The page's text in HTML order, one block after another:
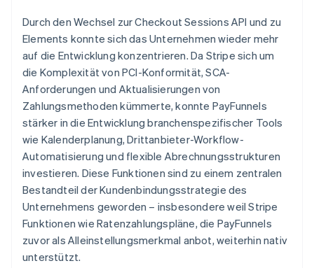
Durch den Wechsel zur Checkout Sessions API und zu
Elements konnte sich das Unternehmen wieder mehr
auf die Entwicklung konzentrieren. Da Stripe sich um
die Komplexität von PCI-Konformität, SCA-
Anforderungen und Aktualisierungen von
Zahlungsmethoden kümmerte, konnte PayFunnels
stärker in die Entwicklung branchenspezifischer Tools
wie Kalenderplanung, Drittanbieter-Workflow-
Automatisierung und flexible Abrechnungsstrukturen
investieren. Diese Funktionen sind zu einem zentralen
Bestandteil der Kundenbindungsstrategie des
Unternehmens geworden – insbesondere weil Stripe
Funktionen wie Ratenzahlungspläne, die PayFunnels
zuvor als Alleinstellungsmerkmal anbot, weiterhin nativ
unterstützt.